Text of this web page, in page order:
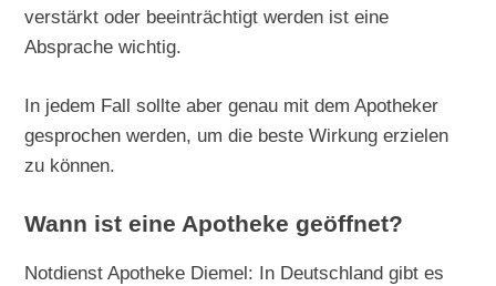
verstärkt oder beeinträchtigt werden ist eine
Absprache wichtig.
In jedem Fall sollte aber genau mit dem Apotheker
gesprochen werden, um die beste Wirkung erzielen
zu können.
Wann ist eine Apotheke geöffnet?
Notdienst Apotheke Diemel: In Deutschland gibt es